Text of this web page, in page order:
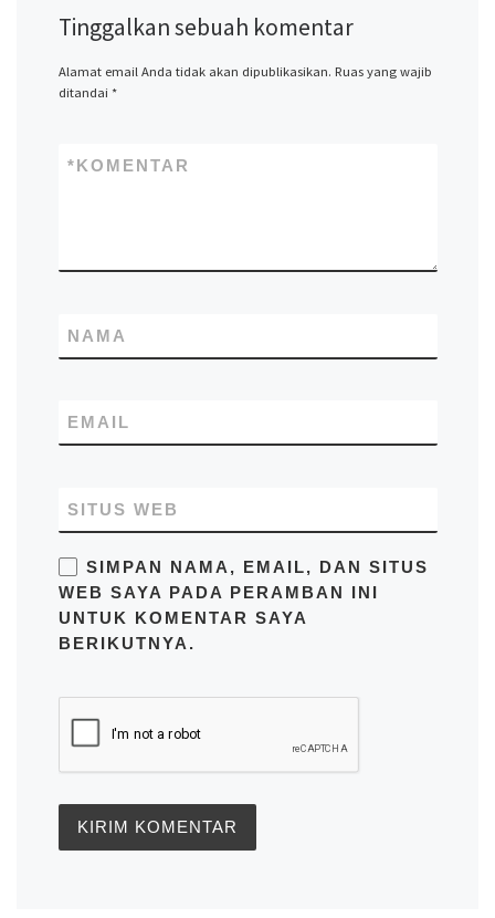
Tinggalkan sebuah komentar
Alamat email Anda tidak akan dipublikasikan. Ruas yang wajib
ditandai *
KOMENTAR
*
NAMA
EMAIL
SITUS WEB
SIMPAN NAMA, EMAIL, DAN SITUS
WEB SAYA PADA PERAMBAN INI
UNTUK KOMENTAR SAYA
BERIKUTNYA.